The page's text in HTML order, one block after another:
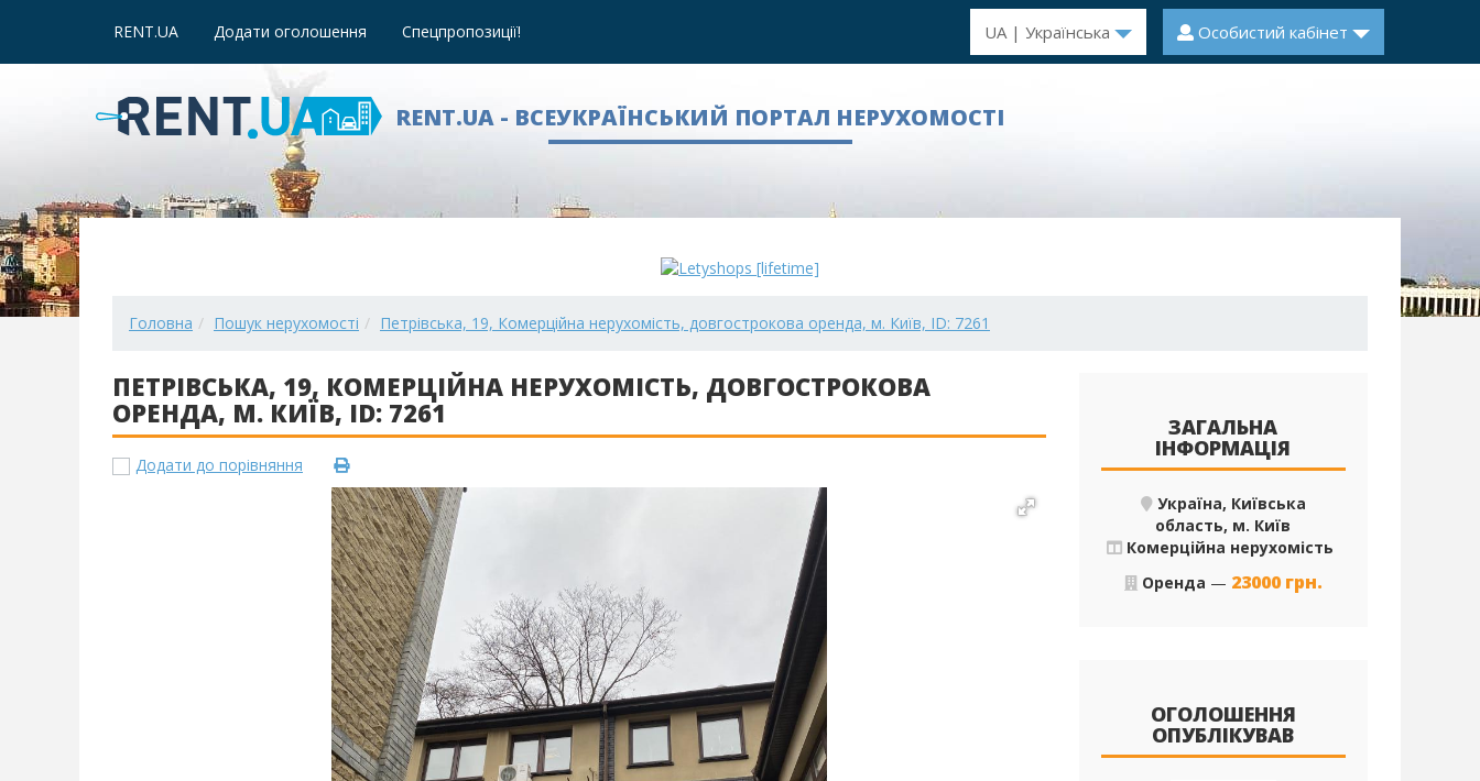
RENT.UA Додати оголошення Спецпропозиції! UA | Українська Особистий кабінет
RENT.UA - ВСЕУКРАЇНСЬКИЙ ПОРТАЛ НЕРУХОМОСТІ
Головна Пошук нерухомості Петрівська, 19, Комерційна нерухомість, довгострокова оренда, м. Київ, ID: 7261
ПЕТРІВСЬКА, 19, КОМЕРЦІЙНА НЕРУХОМІСТЬ, ДОВГОСТРОКОВА
ОРЕНДА, М. КИЇВ, ID: 7261
Додати до порівняння
ЗАГАЛЬНА
ІНФОРМАЦІЯ
Україна, Київська
область, м. Київ
Комерційна нерухомість
Оренда — 23000 грн.
ОГОЛОШЕННЯ
ОПУБЛІКУВАВ